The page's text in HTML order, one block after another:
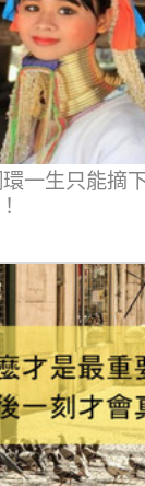
一生只能摘